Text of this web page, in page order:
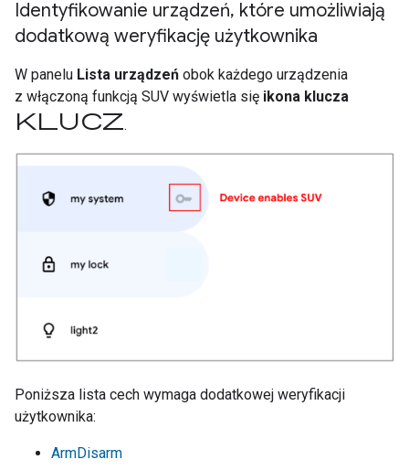
Identyfikowanie urządzeń, które umożliwiają
dodatkową weryfikację użytkownika
W panelu Lista urządzeń obok każdego urządzenia
z włączoną funkcją SUV wyświetla się ikona klucza
klucz.
Poniższa lista cech wymaga dodatkowej weryfikacji
użytkownika:
ArmDisarm